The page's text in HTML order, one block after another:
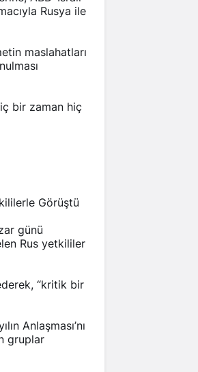
Rusya ile
maslahatları
bir zaman hiç
Görüştü
günü
Rus yetkililer
“kritik bir
Anlaşması’nı
gruplar